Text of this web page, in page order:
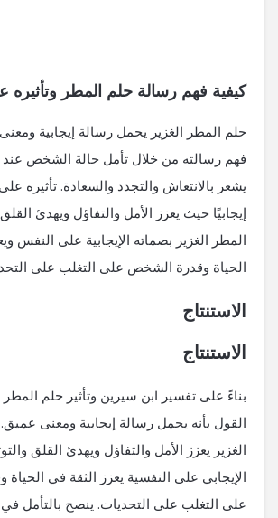
كيفية فهم رسالة حلم المطر وتأثيره
حلم المطر الغزير يحمل رسالة إيجابية
فهم رسالته من خلال تأمل حالة الشخص عند
يشعر بالانتعاش والتجدد والسعادة. تأثيره
إيجابيًا حيث يعزز الأمل والتفاؤل ويهدئ
المطر الغزير بصماته الإيجابية على النفس
الحياة وقدرة الشخص على التغلب على
الاستنتاج
الاستنتاج
بناءً على تفسير ابن سيرين وتأثير حلم
القول بأنه يحمل رسالة إيجابية ومعنى
الغزير يعزز الأمل والتفاؤل ويهدئ القلق
الإيجابي على النفسية يعزز الثقة في
على التغلب على التحديات. ينصح بالتأمل